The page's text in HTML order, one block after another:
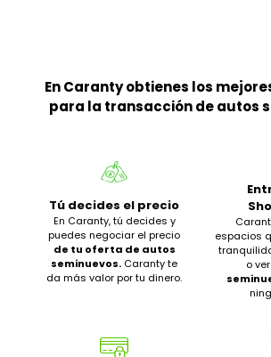
En Caranty obtienes los
para la transacción de autos
Tú decides el precio
En Caranty, tú decides y
puedes negociar el precio
de tu oferta de autos
seminuevos. Caranty te
da más valor por tu dinero.
espacios
o